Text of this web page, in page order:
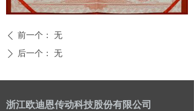
ꄴ 前一个： 无
ꄲ 后一个： 无
浙江欧迪恩传动科技股份有限公司